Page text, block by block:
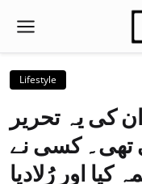
Lifestyle
کی یہ تحریر
تھی۔ کسی نے
کیا اور رُلادیا